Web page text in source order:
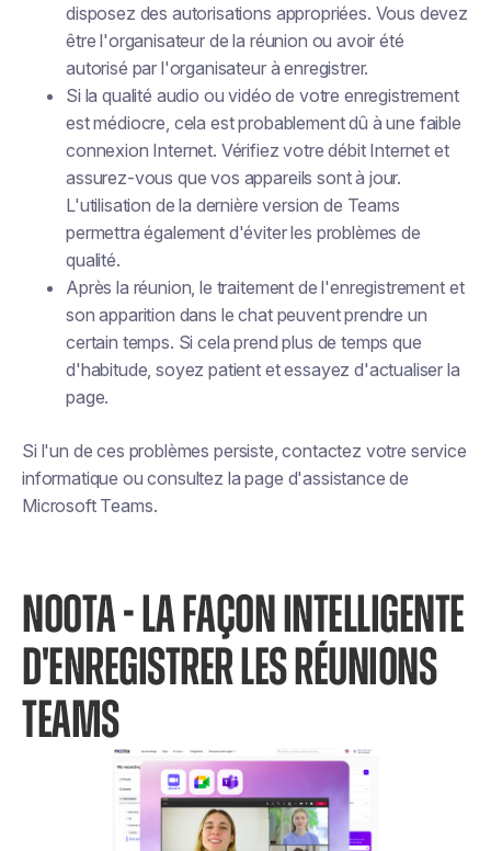
disposez des autorisations appropriées. Vous devez
être l'organisateur de la réunion ou avoir été
autorisé par l'organisateur à enregistrer.
Si la qualité audio ou vidéo de votre enregistrement
est médiocre, cela est probablement dû à une faible
connexion Internet. Vérifiez votre débit Internet et
assurez-vous que vos appareils sont à jour.
L'utilisation de la dernière version de Teams
permettra également d'éviter les problèmes de
qualité.
Après la réunion, le traitement de l'enregistrement et
son apparition dans le chat peuvent prendre un
certain temps. Si cela prend plus de temps que
d'habitude, soyez patient et essayez d'actualiser la
page.
Si l'un de ces problèmes persiste, contactez votre service
informatique ou consultez la page d'assistance de
Microsoft Teams.
NOOTA - LA FAÇON INTELLIGENTE
D'ENREGISTRER LES RÉUNIONS
TEAMS